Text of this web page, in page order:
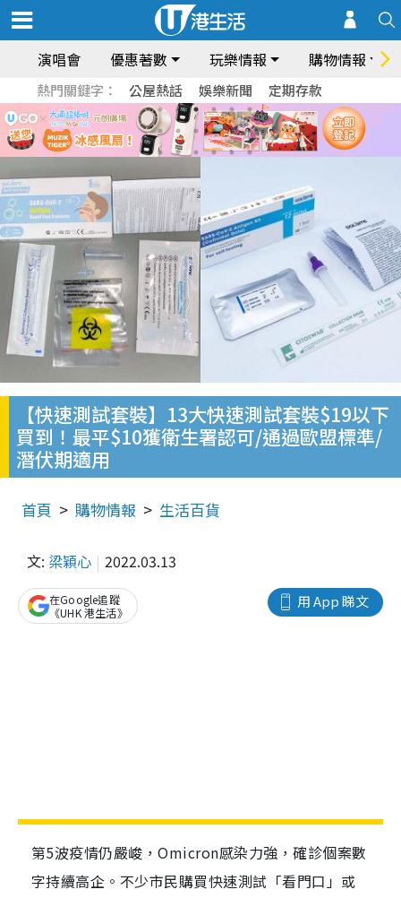
演唱會 優惠著數 玩樂情報 購物情報
熱門關鍵字： 公屋熱話 娛樂新聞 定期存款
【快速測試套裝】13大快速測試套裝$19以下
買到！最平$10獲衛生署認可/通過歐盟標準/
潛伏期適用
首頁 購物情報 生活百貨
文: 梁穎心 2022.03.13
用 App 睇文
在Google追蹤
《UHK 港生活》
第5波疫情仍嚴峻，Omicron感染力強，確診個案數
字持續高企。不少市民購買快速測試「看門口」或